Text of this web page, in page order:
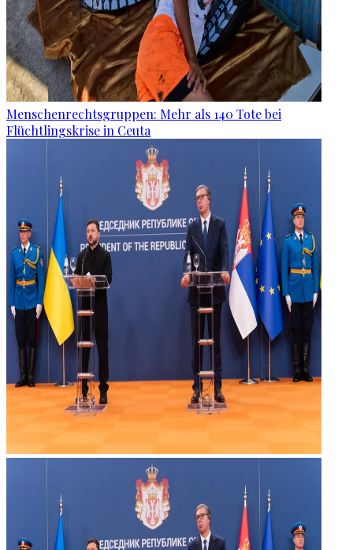
Menschenrechtsgruppen: Mehr als 140 Tote bei
Flüchtlingskrise in Ceuta